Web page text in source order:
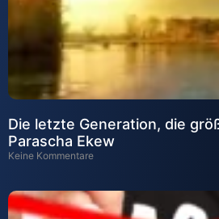
Die letzte Generation, die
Parascha Ekew
Keine Kommentare